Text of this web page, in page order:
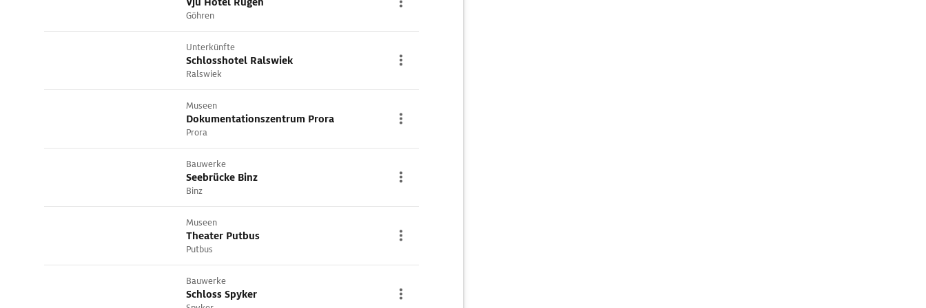
Göhren
Unterkünfte
Schlosshotel Ralswiek
Ralswiek
Museen
Dokumentationszentrum Prora
Prora
Bauwerke
Seebrücke Binz
Binz
Museen
Theater Putbus
Putbus
Bauwerke
Schloss Spyker